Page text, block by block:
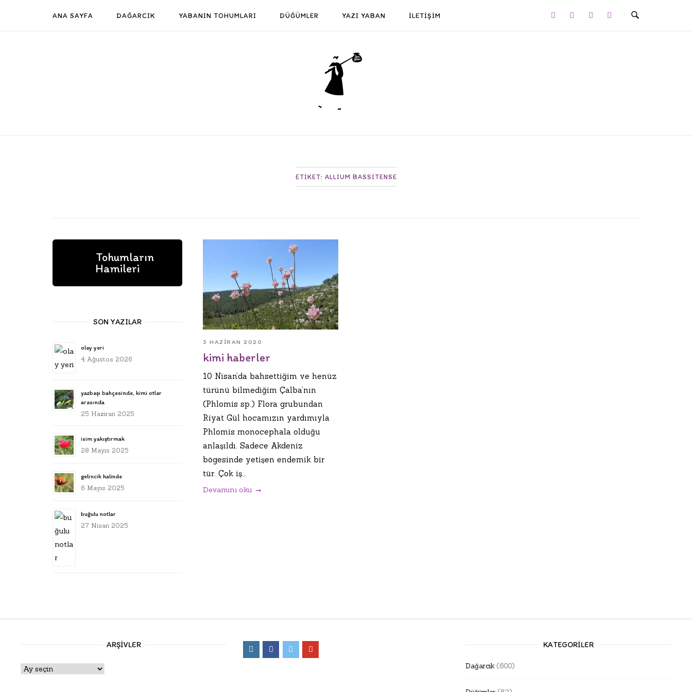
ANA SAYFA DAĞARCIK YABANIN TOHUMLARI DÜĞÜMLER YAZI YABAN İLETİŞİM
Home
ETIKET: ALLIUM BASSITENSE
3 HAZIRAN 2020
kimi haberler
10 Nisan’da bahsettiğim ve henüz
türünü bilmediğim Çalba’nın
(Phlomis sp.) Flora grubundan
Riyat Gül hocamızın yardımıyla
Phlomis monocephala olduğu
anlaşıldı. Sadece Akdeniz
bögesinde yetişen endemik bir
tür. Çok iş...
Devamını oku
Tohumların
Hamileri
SON YAZILAR
olay yeri
4 Ağustos 2026
yazbaşı bahçesinde, kimi otlar
arasında
25 Haziran 2025
isim yakıştırmak
28 Mayıs 2025
gelincik halinde
6 Mayıs 2025
buğulu notlar
27 Nisan 2025
ARŞIVLER
Arşivler
KATEGORILER
Dağarcık(600)